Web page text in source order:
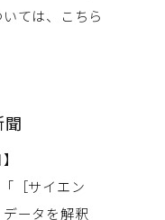
ては、こちら
聞
［サイエン
ータを解釈